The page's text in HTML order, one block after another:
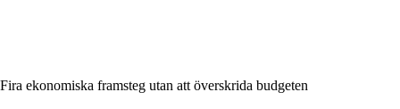
Fira ekonomiska framsteg utan att överskrida budgeten